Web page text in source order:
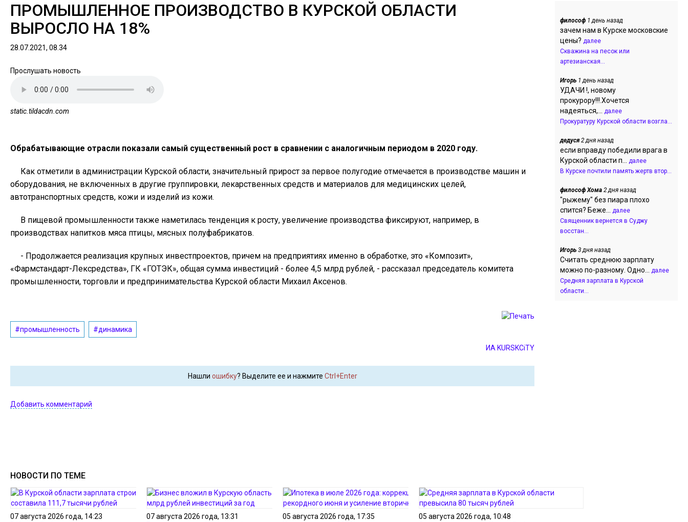
ПРОМЫШЛЕННОЕ ПРОИЗВОДСТВО В КУРСКОЙ ОБЛАСТИ
ВЫРОСЛО НА 18%
28.07.2021, 08.34
Прослушать новость
static.tildacdn.com
Обрабатывающие отрасли показали самый существенный рост в сравнении с аналогичным периодом в 2020 году.
Как отметили в администрации Курской области, значительный прирост за первое полугодие отмечается в производстве машин и
оборудования, не включенных в другие группировки, лекарственных средств и материалов для медицинских целей,
автотранспортных средств, кожи и изделий из кожи.
В пищевой промышленности также наметилась тенденция к росту, увеличение производства фиксируют, например, в
производствах напитков мяса птицы, мясных полуфабрикатов.
- Продолжается реализация крупных инвестпроектов, причем на предприятиях именно в обработке, это «Композит»,
«Фармстандарт-Лексредства», ГК «ГОТЭК», общая сумма инвестиций - более 4,5 млрд рублей, - рассказал председатель комитета
промышленности, торговли и предпринимательства Курской области Михаил Аксенов.
#промышленность #динамика
ИА KURSKCiTY
Нашли ошибку? Выделите ее и нажмите Ctrl+Enter
Добавить комментарий
НОВОСТИ ПО ТЕМЕ
07 августа 2026 года, 14:23
07 августа 2026 года, 13:31
05 августа 2026 года, 17:35
05 августа 2026 года, 10:48
философ 1 день назад
зачем нам в Курске московские
цены? далее
Скважина на песок или
артезианская...
Игорь 1 день назад
УДАЧИ !, новому
прокурору!!!.Хочется
надеяться,... далее
Прокуратуру Курской области возгла...
дедуся2 дня назад
если вправду победили врага в
Курской области п... далее
В Курске почтили память жертв втор...
философ Хома 2 дня назад
"рыжему" без пиара плохо
спится? Беже... далее
Священник вернется в Суджу
восстан...
Игорь 3 дня назад
Считать среднюю зарплату
можно по-разному. Одно... далее
Средняя зарплата в Курской
области...